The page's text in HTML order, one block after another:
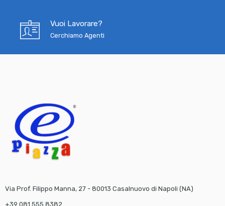
Vuoi Lavorare?
Cerchiamo Agenti
Via Prof. Filippo Manna, 27 - 80013 Casalnuovo di Napoli (NA)
+39 081 555 8382